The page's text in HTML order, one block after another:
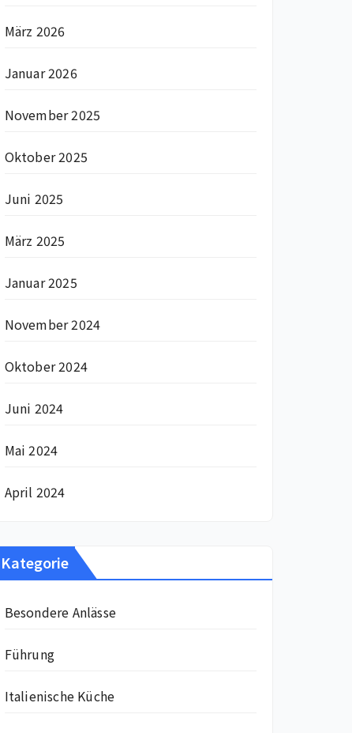
März 2026
Januar 2026
November 2025
Oktober 2025
Juni 2025
März 2025
Januar 2025
November 2024
Oktober 2024
Juni 2024
Mai 2024
April 2024
Kategorie
Besondere Anlässe
Führung
Italienische Küche